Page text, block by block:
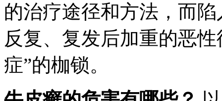
的治疗途径和方法，而
反复、复发后加重的恶
症”的枷锁。